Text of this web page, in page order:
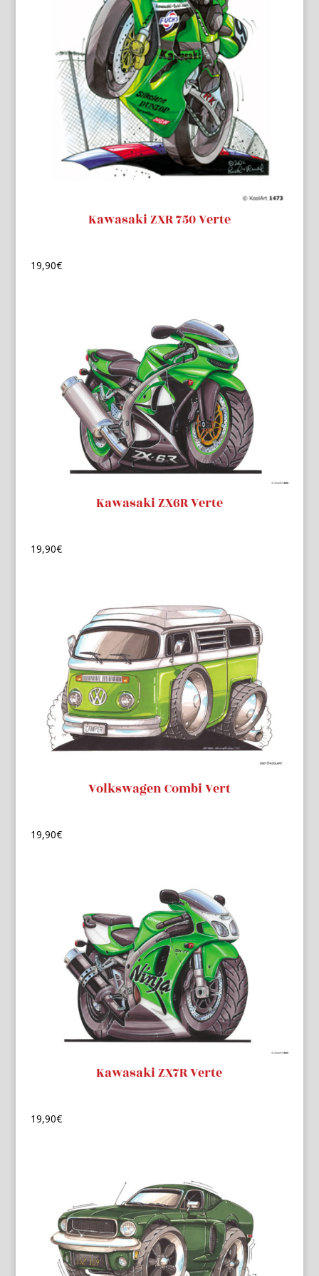
Kawasaki ZXR 750 Verte
19,90€
Kawasaki ZX6R Verte
19,90€
Volkswagen Combi Vert
19,90€
Kawasaki ZX7R Verte
19,90€